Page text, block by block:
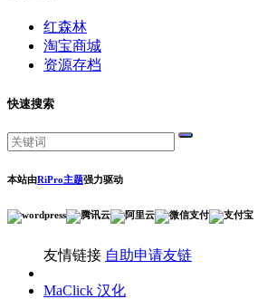
红森林
淘宝商城
资源存档
快速搜索
本站由RiPro主题强力驱动
友情链接 自助申请友链
MaClick 汉化